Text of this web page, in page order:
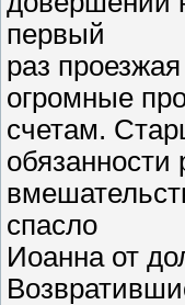
первый
раз
огромные
счетам.
обязанности
спасло
Иоанна от